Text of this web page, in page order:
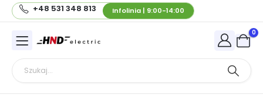
+48 531 348 813 Infolinia | 9:00-14:00
0